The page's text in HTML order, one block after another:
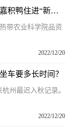
当前消息！中国热科院品资所科研团队让嘉积鸭住进“新套间”
带农业科学院品资
2022/12/20
车要多长时间？
州最迟入秋记录。
2022/12/20